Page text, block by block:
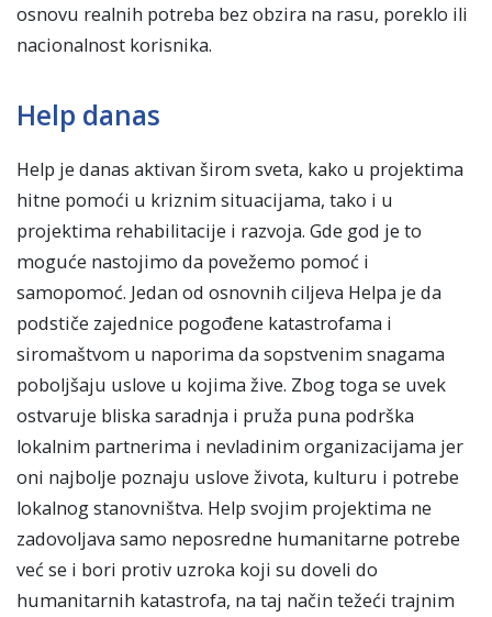
osnovu realnih potreba bez obzira na rasu, poreklo ili
nacionalnost korisnika.
Help danas
Help je danas aktivan širom sveta, kako u projektima
hitne pomoći u kriznim situacijama, tako i u
projektima rehabilitacije i razvoja. Gde god je to
moguće nastojimo da povežemo pomoć i
samopomoć. Jedan od osnovnih ciljeva Helpa je da
podstiče zajednice pogođene katastrofama i
siromaštvom u naporima da sopstvenim snagama
poboljšaju uslove u kojima žive. Zbog toga se uvek
ostvaruje bliska saradnja i pruža puna podrška
lokalnim partnerima i nevladinim organizacijama jer
oni najbolje poznaju uslove života, kulturu i potrebe
lokalnog stanovništva. Help svojim projektima ne
zadovoljava samo neposredne humanitarne potrebe
već se i bori protiv uzroka koji su doveli do
humanitarnih katastrofa, na taj način težeći trajnim